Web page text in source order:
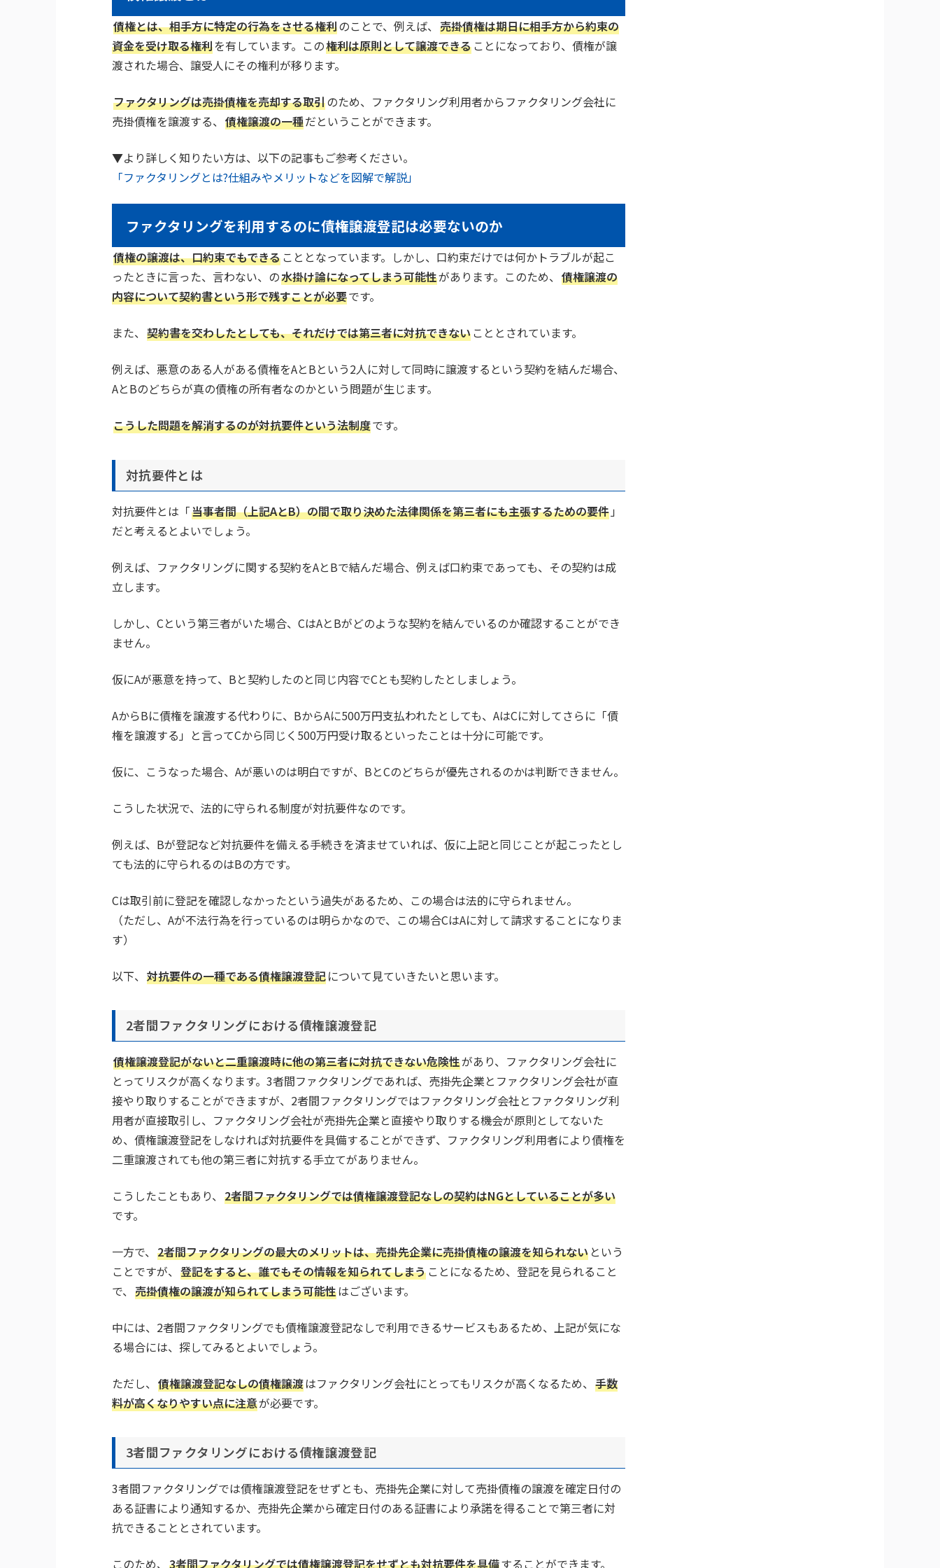
債権とは、相手方に特定の行為をさせる権利のことで、例えば、 売掛債権は期日に相手方から約束の
資金を受け取る権利を有しています。この権利は原則として譲渡できる ことになっており、債権が譲
渡された場合、譲受人にその権利が移ります。
ファクタリングは売掛債権を売却する取引のため、ファクタリング利用者からファクタリング会社に
売掛債権を譲渡する、 債権譲渡の一種だということができます。
▼より詳しく知りたい方は、以下の記事もご参考ください。
「ファクタリングとは?仕組みやメリットなどを図解で解説」
ファクタリングを利用するのに債権譲渡登記は必要ないのか
債権の譲渡は、口約束でもできる こととなっています。しかし、口約束だけでは何かトラブルが起こ
ったときに言った、言わない、の水掛け論になってしまう可能性があります。このため、 債権譲渡の
内容について契約書という形で残すことが必要です。
また、 契約書を交わしたとしても、それだけでは第三者に対抗できない こととされています。
例えば、悪意のある人がある債権をAとBという2人に対して同時に譲渡するという契約を結んだ場合、
AとBのどちらが真の債権の所有者なのかという問題が生じます。
こうした問題を解消するのが対抗要件という法制度です。
対抗要件とは
対抗要件とは「当事者間（上記AとB）の間で取り決めた法律関係を第三者にも主張するための要件 」
だと考えるとよいでしょう。
例えば、ファクタリングに関する契約をAとBで結んだ場合、例えば口約束であっても、その契約は成
立します。
しかし、Cという第三者がいた場合、CはAとBがどのような契約を結んでいるのか確認することができ
ません。
仮にAが悪意を持って、Bと契約したのと同じ内容でCとも契約したとしましょう。
AからBに債権を譲渡する代わりに、BからAに500万円支払われたとしても、AはCに対してさらに「債
権を譲渡する」と言ってCから同じく500万円受け取るといったことは十分に可能です。
仮に、こうなった場合、Aが悪いのは明白ですが、BとCのどちらが優先されるのかは判断できません。
こうした状況で、法的に守られる制度が対抗要件なのです。
例えば、Bが登記など対抗要件を備える手続きを済ませていれば、仮に上記と同じことが起こったとし
ても法的に守られるのはBの方です。
Cは取引前に登記を確認しなかったという過失があるため、この場合は法的に守られません。
（ただし、Aが不法行為を行っているのは明らかなので、この場合CはAに対して請求することになりま
す）
以下、 対抗要件の一種である債権譲渡登記について見ていきたいと思います。
2者間ファクタリングにおける債権譲渡登記
債権譲渡登記がないと二重譲渡時に他の第三者に対抗できない危険性があり、ファクタリング会社に
とってリスクが高くなります。3者間ファクタリングであれば、売掛先企業とファクタリング会社が直
接やり取りすることができますが、2者間ファクタリングではファクタリング会社とファクタリング利
用者が直接取引し、ファクタリング会社が売掛先企業と直接やり取りする機会が原則としてないた
め、債権譲渡登記をしなければ対抗要件を具備することができず、ファクタリング利用者により債権を
二重譲渡されても他の第三者に対抗する手立てがありません。
こうしたこともあり、 2者間ファクタリングでは債権譲渡登記なしの契約はNGとしていることが多い
です。
一方で、 2者間ファクタリングの最大のメリットは、売掛先企業に売掛債権の譲渡を知られない という
ことですが、 登記をすると、誰でもその情報を知られてしまう ことになるため、登記を見られること
で、 売掛債権の譲渡が知られてしまう可能性はございます。
中には、2者間ファクタリングでも債権譲渡登記なしで利用できるサービスもあるため、上記が気にな
る場合には、探してみるとよいでしょう。
ただし、 債権譲渡登記なしの債権譲渡はファクタリング会社にとってもリスクが高くなるため、 手数
料が高くなりやすい点に注意が必要です。
3者間ファクタリングにおける債権譲渡登記
3者間ファクタリングでは債権譲渡登記をせずとも、売掛先企業に対して売掛債権の譲渡を確定日付の
ある証書により通知するか、売掛先企業から確定日付のある証書により承諾を得ることで第三者に対
抗できることとされています。
このため、 3者間ファクタリングでは債権譲渡登記をせずとも対抗要件を具備することができます。